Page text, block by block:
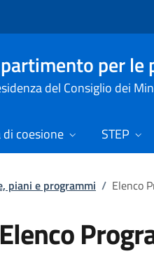
per le
del Consiglio dei
coesione STEP
piani e programmi / Elenco
Elenco